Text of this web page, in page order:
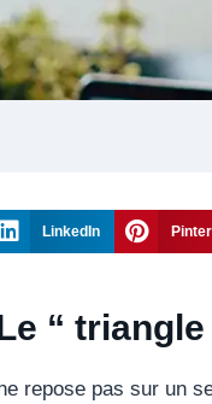
LinkedIn
“ triangle
repose pas sur un